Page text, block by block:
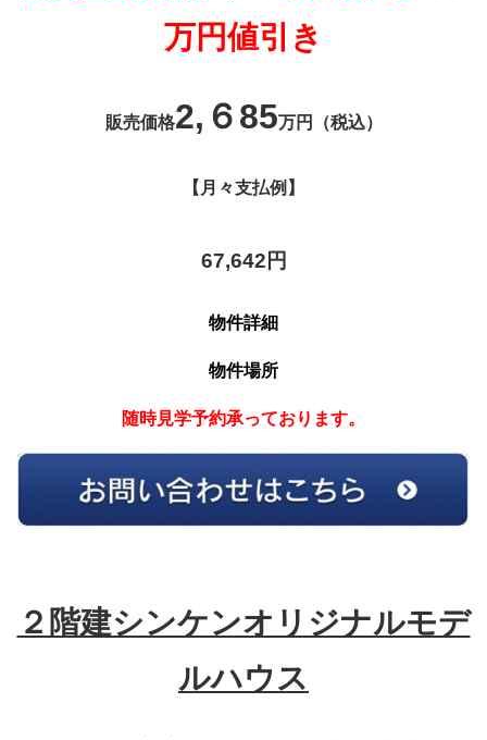
万円値引き
販売価格2,６85万円（税込）
【月々支払例】
67,642 円
物件詳細
物件場所
随時見学予約承っております。
２階建シンケンオリジナルモデ
ルハウス